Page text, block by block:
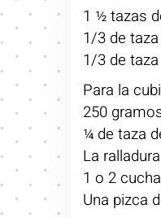
1 ½ tazas
1/3 de
1/3 de
Para la
250
¼ de taza
La
1 o 2
Una pizca